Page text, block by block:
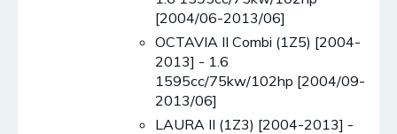
[2004/06-2013/06]
OCTAVIA II Combi (1Z5) [2004-
2013] - 1.6
1595cc/75kw/102hp [2004/09-
2013/06]
LAURA II (1Z3) [2004-2013] -